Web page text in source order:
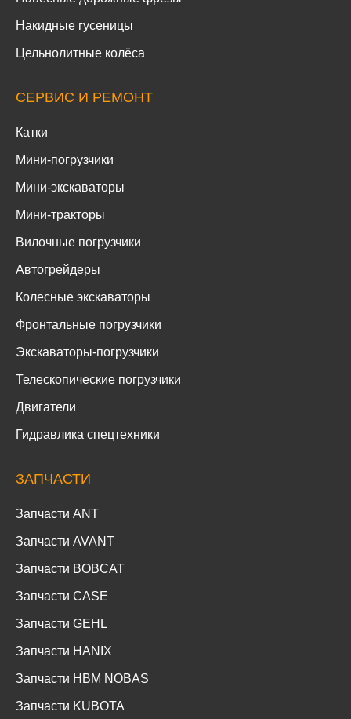
Накидные гусеницы
Цельнолитные колёса
СЕРВИС И РЕМОНТ
Катки
Мини-погрузчики
Мини-экскаваторы
Мини-тракторы
Вилочные погрузчики
Автогрейдеры
Колесные экскаваторы
Фронтальные погрузчики
Экскаваторы-погрузчики
Телескопические погрузчики
Двигатели
Гидравлика спецтехники
ЗАПЧАСТИ
Запчасти ANT
Запчасти AVANT
Запчасти BOBCAT
Запчасти CASE
Запчасти GEHL
Запчасти HANIX
Запчасти HBM NOBAS
Запчасти KUBOTA